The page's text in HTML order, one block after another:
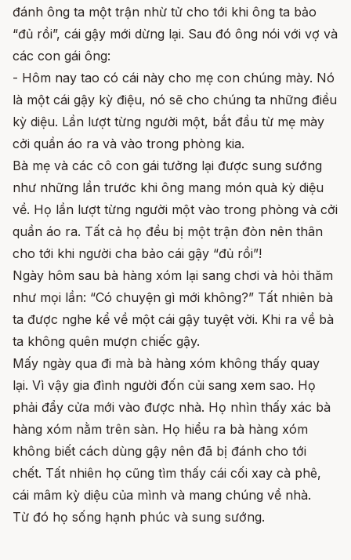
đánh ông ta một trận nhừ tử cho tới khi ông ta bảo
“đủ rồi”, cái gậy mới dừng lại. Sau đó ông nói với vợ và
các con gái ông:
- Hôm nay tao có cái này cho mẹ con chúng mày. Nó
là một cái gậy kỳ điệu, nó sẽ cho chúng ta những điều
kỳ diệu. Lần lượt từng người một, bắt đầu từ mẹ mày
cởi quần áo ra và vào trong phòng kia.
Bà mẹ và các cô con gái tưởng lại được sung sướng
như những lần trước khi ông mang món quà kỳ diệu
về. Họ lần lượt từng người một vào trong phòng và cởi
quần áo ra. Tất cả họ đều bị một trận đòn nên thân
cho tới khi người cha bảo cái gậy “đủ rồi”!
Ngày hôm sau bà hàng xóm lại sang chơi và hỏi thăm
như mọi lần: “Có chuyện gì mới không?” Tất nhiên bà
ta được nghe kể về một cái gậy tuyệt vời. Khi ra về bà
ta không quên mượn chiếc gậy.
Mấy ngày qua đi mà bà hàng xóm không thấy quay
lại. Vì vậy gia đình người đốn củi sang xem sao. Họ
phải đẩy cửa mới vào được nhà. Họ nhìn thấy xác bà
hàng xóm nằm trên sàn. Họ hiểu ra bà hàng xóm
không biết cách dùng gậy nên đã bị đánh cho tới
chết. Tất nhiên họ cũng tìm thấy cái cối xay cà phê,
cái mâm kỳ diệu của mình và mang chúng về nhà.
Từ đó họ sống hạnh phúc và sung sướng.